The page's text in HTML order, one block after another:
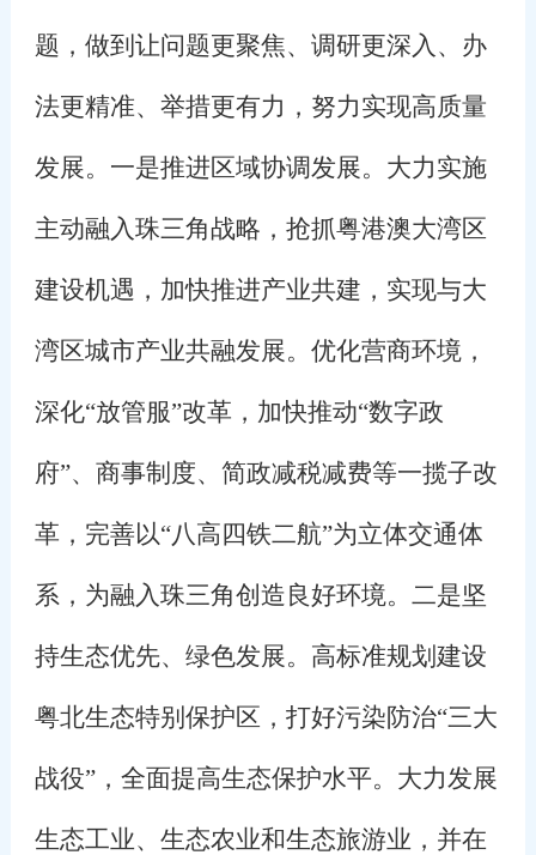
题，做到让问题更聚焦、调研更深入、办
法更精准、举措更有力，努力实现高质量
发展。一是推进区域协调发展。大力实施
主动融入珠三角战略，抢抓粤港澳大湾区
建设机遇，加快推进产业共建，实现与大
湾区城市产业共融发展。优化营商环境，
深化“放管服”改革，加快推动“数字政
府”、商事制度、简政减税减费等一揽子改
革，完善以“八高四铁二航”为立体交通体
系，为融入珠三角创造良好环境。二是坚
持生态优先、绿色发展。高标准规划建设
粤北生态特别保护区，打好污染防治“三大
战役”，全面提高生态保护水平。大力发展
生态工业、生态农业和生态旅游业，并在